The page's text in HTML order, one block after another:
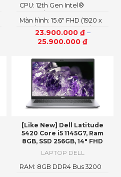
23.900.000 ₫–
25.900.000 ₫
Màn hình: 15.6″ FHD (1920 x
1080) 165Hz, Non-Touch,
3ms, Advanced Optimus,
ComfortView Plus, NVIDIA
CPU: 12th Gen Intel®
Core™ i7 12700H vPro Up
To 4.7GHz (14 Cores, 20
Threads, 24MB Cache)
[Like New] Dell Latitude
5420 Core i5 1145G7, Ram
8GB, SSD 256GB, 14″ FHD
LAPTOP DELL
RAM: 8GB DDR4 Bus 3200